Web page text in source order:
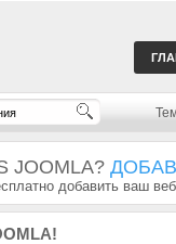
добавить ваш